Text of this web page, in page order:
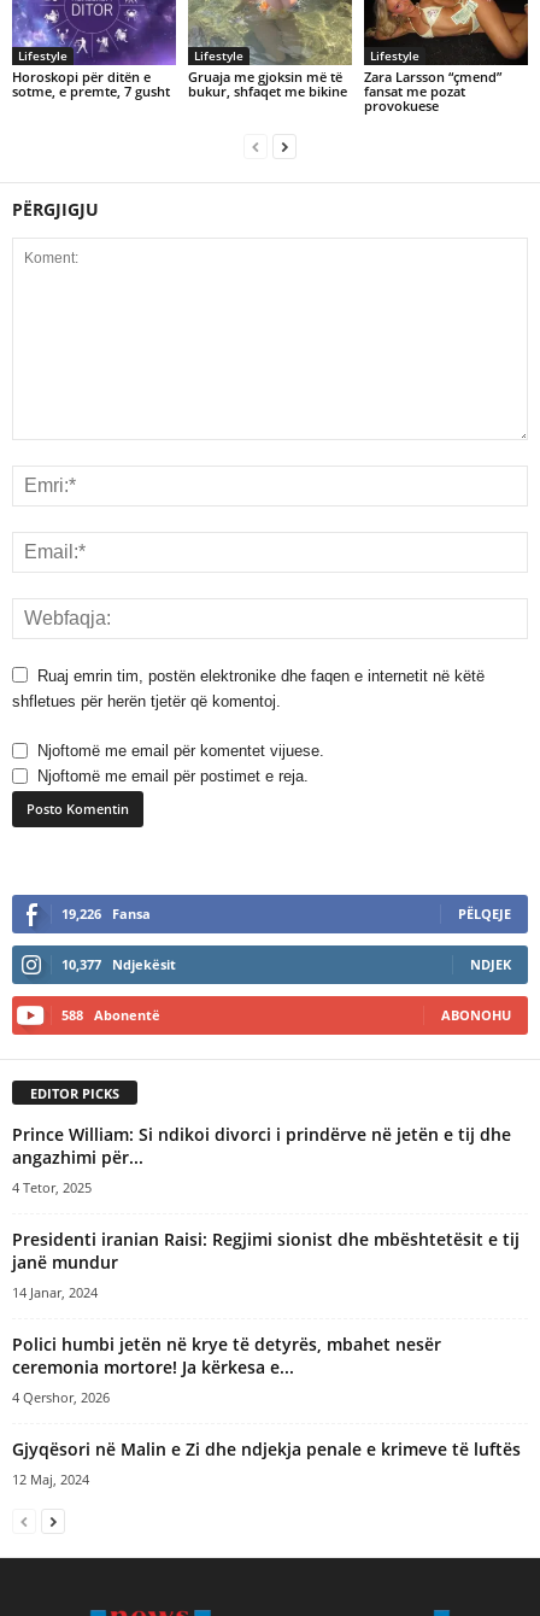
Lifestyle
Horoskopi për ditën e
sotme, e premte, 7 gusht
Lifestyle
Gruaja me gjoksin më të
bukur, shfaqet me bikine
Lifestyle
Zara Larsson “çmend”
fansat me pozat
provokuese
PËRGJIGJU
Ruaj emrin tim, postën elektronike dhe faqen e internetit në këtë
shfletues për herën tjetër që komentoj.
Njoftomë me email për komentet vijuese.
Njoftomë me email për postimet e reja.
l
e
n
a
:
19,226 Fansa PËLQEJE
10,377 Ndjekësit NDJEK
588 Abonentë ABONOHU
EDITOR PICKS
Prince William: Si ndikoi divorci i prindërve në jetën e tij dhe
angazhimi për...
4 Tetor, 2025
Presidenti iranian Raisi: Regjimi sionist dhe mbështetësit e tij
janë mundur
14 Janar, 2024
Polici humbi jetën në krye të detyrës, mbahet nesër
ceremonia mortore! Ja kërkesa e...
4 Qershor, 2026
Gjyqësori në Malin e Zi dhe ndjekja penale e krimeve të luftës
12 Maj, 2024